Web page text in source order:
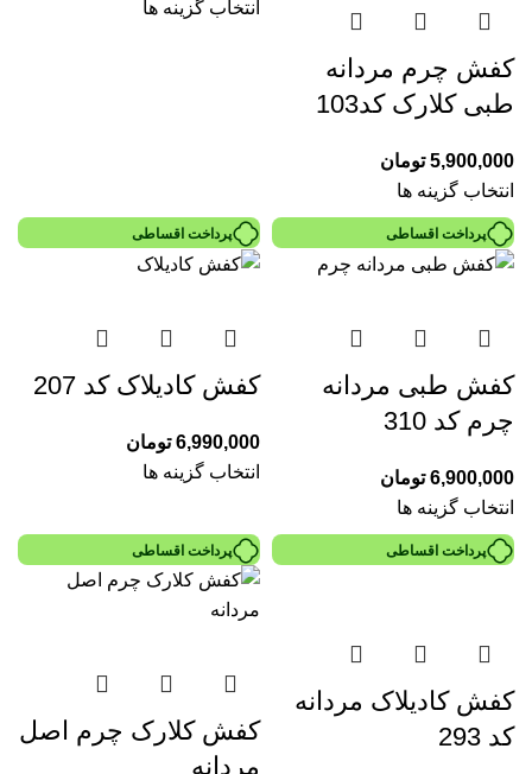
کفش چرم مردانه
طبی کلارک کد103
5,900,000 تومان
انتخاب گزینه ها
انتخاب گزینه ها
پرداخت اقساطی
کفش طبی مردانه
چرم کد 310
6,900,000 تومان
انتخاب گزینه ها
پرداخت اقساطی
کفش کادیلاک کد 207
6,990,000 تومان
انتخاب گزینه ها
پرداخت اقساطی
کفش کادیلاک مردانه
کد 293
پرداخت اقساطی
کفش کلارک چرم اصل
مردانه